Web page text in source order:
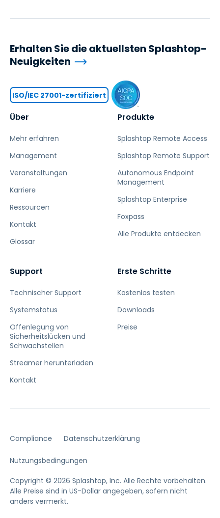
Über
Mehr erfahren
Management
Veranstaltungen
Karriere
Ressourcen
Kontakt
Glossar
Produkte
Splashtop Remote Access
Splashtop Remote Support
Autonomous Endpoint
Management
Splashtop Enterprise
Foxpass
Alle Produkte entdecken
Support
Technischer Support
Systemstatus
Offenlegung von
Sicherheitslücken und
Schwachstellen
Streamer herunterladen
Kontakt
Erste Schritte
Kostenlos testen
Downloads
Preise
Erhalten Sie die aktuellsten Splashtop-
Neuigkeiten
ISO/IEC 27001-zertifiziert
Compliance Datenschutzerklärung
Nutzungsbedingungen
Copyright © 2026 Splashtop, Inc. Alle Rechte vorbehalten.
Alle Preise sind in US-Dollar angegeben, sofern nicht
anders vermerkt.